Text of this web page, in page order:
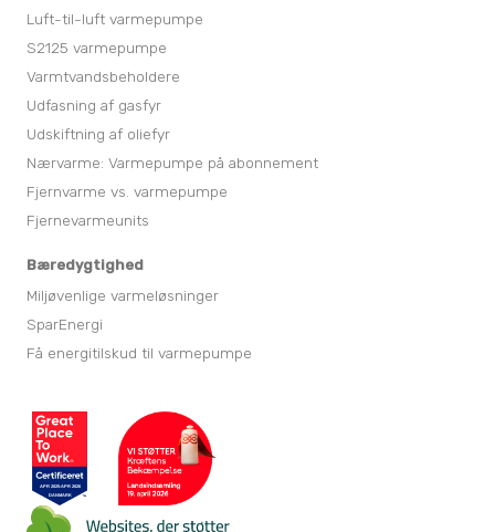
Luft-til-luft varmepumpe
S2125 varmepumpe
Varmtvandsbeholdere
Udfasning af gasfyr
Udskiftning af oliefyr
Nærvarme: Varmepumpe på abonnement
Fjernvarme vs. varmepumpe
Fjernevarmeunits
Bæredygtighed
Miljøvenlige varmeløsninger
SparEnergi
Få energitilskud til varmepumpe